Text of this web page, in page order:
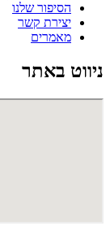
הסיפור שלנו
יצירת קשר
מאמרים
ניווט באתר